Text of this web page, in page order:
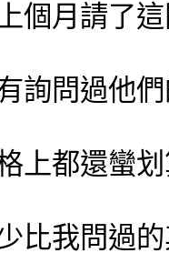
個月請了
詢問過他
上都還蠻
比我問過